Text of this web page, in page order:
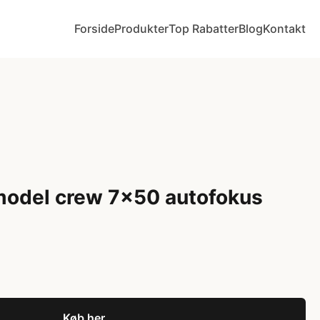
ForsideProdukterTop RabatterBlogKontakt
crew 7x50 autofokus